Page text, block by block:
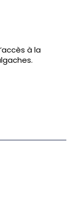
à la